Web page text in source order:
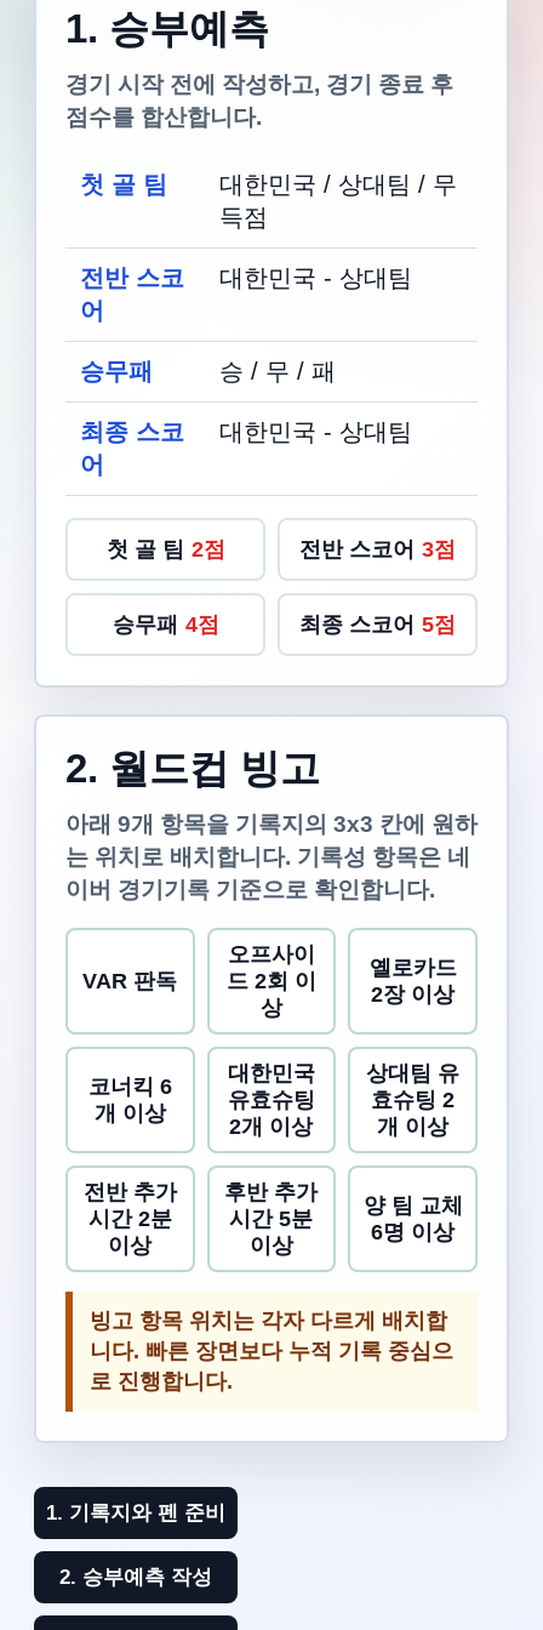
1. 승부예측
경기 시작 전에 작성하고, 경기 종료 후
점수를 합산합니다.
첫 골 팀
대한민국 / 상대팀 / 무
득점
전반 스코
어
대한민국 - 상대팀
승무패 승 / 무 / 패
최종 스코
어
대한민국 - 상대팀
첫 골 팀 2점 전반 스코어 3점
승무패 4점 최종 스코어 5점
2. 월드컵 빙고
아래 9개 항목을 기록지의 3x3 칸에 원하
는 위치로 배치합니다. 기록성 항목은 네
이버 경기기록 기준으로 확인합니다.
VAR 판독
오프사이
드 2회 이
상
옐로카드
2장 이상
코너킥 6
개 이상
대한민국
유효슈팅
2개 이상
상대팀 유
효슈팅 2
개 이상
전반 추가
시간 2분
이상
후반 추가
시간 5분
이상
양 팀 교체
6명 이상
빙고 항목 위치는 각자 다르게 배치합
니다. 빠른 장면보다 누적 기록 중심으
로 진행합니다.
1. 기록지와 펜 준비
2. 승부예측 작성